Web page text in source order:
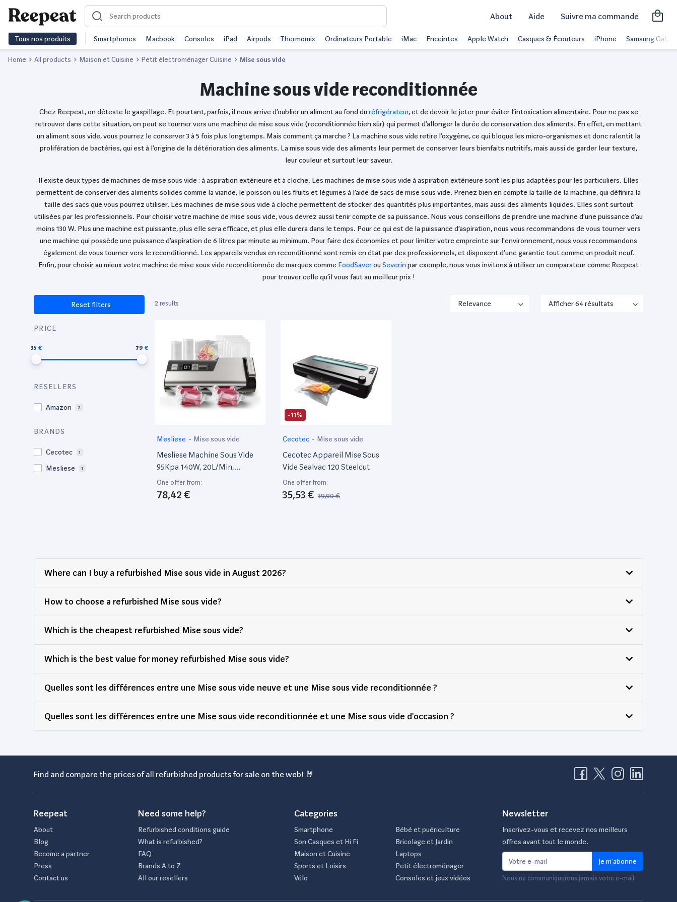
About Aide Suivre ma commande
Tous nos produits Smartphones Macbook Consoles iPad Airpods Thermomix Ordinateurs Portable iMac Enceintes Apple Watch Casques & Écouteurs iPhone Samsung Galaxy
Home All products Maison et Cuisine Petit électroménager Cuisine Mise sous vide
Machine sous vide reconditionnée
Chez Reepeat, on déteste le gaspillage. Et pourtant, parfois, il nous arrive d’oublier un aliment au fond du réfrigérateur, et de devoir le jeter pour éviter l’intoxication alimentaire. Pour ne pas se
retrouver dans cette situation, on peut se tourner vers une machine de mise sous vide (reconditionnée bien sûr) qui permet d’allonger la durée de conservation des aliments. En effet, en mettant
un aliment sous vide, vous pourrez le conserver 3 à 5 fois plus longtemps. Mais comment ça marche ? La machine sous vide retire l’oxygène, ce qui bloque les micro-organismes et donc ralentit la
prolifération de bactéries, qui est à l’origine de la détérioration des aliments. La mise sous vide des aliments leur permet de conserver leurs bienfaits nutritifs, mais aussi de garder leur texture,
leur couleur et surtout leur saveur.
Il existe deux types de machines de mise sous vide : à aspiration extérieure et à cloche. Les machines de mise sous vide à aspiration extérieure sont les plus adaptées pour les particuliers. Elles
permettent de conserver des aliments solides comme la viande, le poisson ou les fruits et légumes à l’aide de sacs de mise sous vide. Prenez bien en compte la taille de la machine, qui définira la
taille des sacs que vous pourrez utiliser. Les machines de mise sous vide à cloche permettent de stocker des quantités plus importantes, mais aussi des aliments liquides. Elles sont surtout
utilisées par les professionnels. Pour choisir votre machine de mise sous vide, vous devrez aussi tenir compte de sa puissance. Nous vous conseillons de prendre une machine d’une puissance d’au
moins 130 W. Plus une machine est puissante, plus elle sera efficace, et plus elle durera dans le temps. Pour ce qui est de la puissance d’aspiration, nous vous recommandons de vous tourner vers
une machine qui possède une puissance d’aspiration de 6 litres par minute au minimum. Pour faire des économies et pour limiter votre empreinte sur l'environnement, nous vous recommandons
également de vous tourner vers le reconditionné. Les appareils vendus en reconditionné sont remis en état par des professionnels, et disposent d’une garantie tout comme un produit neuf.
Enfin, pour choisir au mieux votre machine de mise sous vide reconditionnée de marques comme FoodSaverou Severin par exemple, nous vous invitons à utiliser un comparateur comme Reepeat
pour trouver celle qu’il vous faut au meilleur prix !
Reset filters
PRICE
35 79
RESELLERS
Amazon 2
BRANDS
Cecotec 1
Mesliese 1
2 results
Mesliese - Mise sous vide
Mesliese Machine Sous Vide
95Kpa 140W, 20L/Min,
Scellage Double
One offer from:
78,42 €
-11%
Cecotec - Mise sous vide
Cecotec Appareil Mise Sous
Vide Sealvac 120 Steelcut
One offer from:
35,53 € 39,90 €
Where can I buy a refurbished Mise sous vide in August 2026?
How to choose a refurbished Mise sous vide?
Which is the cheapest refurbished Mise sous vide?
Which is the best value for money refurbished Mise sous vide?
Quelles sont les différences entre une Mise sous vide neuve et une Mise sous vide reconditionnée ?
Quelles sont les différences entre une Mise sous vide reconditionnée et une Mise sous vide d'occasion ?
Find and compare the prices of all refurbished products for sale on the web! 🤘
Reepeat
About
Blog
Become a partner
Press
Contact us
Need some help?
Refurbished conditions guide
What is refurbished?
FAQ
Brands A to Z
All our resellers
Categories
Smartphone
Son Casques et Hi Fi
Maison et Cuisine
Sports et Loisirs
Vélo
Bébé et puériculture
Bricolage et Jardin
Laptops
Petit électroménager
Consoles et jeux vidéos
Newsletter
Inscrivez-vous et recevez nos meilleurs
offres avant tout le monde.
Je m'abonne
Nous ne communiquerons jamais votre e-mail.